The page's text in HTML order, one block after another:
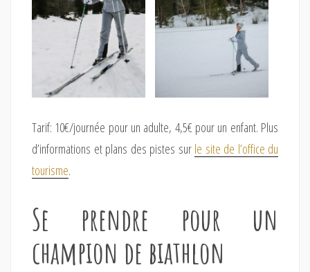
Tarif: 10€/journée pour un adulte, 4,5€ pour un enfant. Plus
d’informations et plans des pistes sur le site de l’office du
tourisme.
Se prendre pour un
champion de biathlon